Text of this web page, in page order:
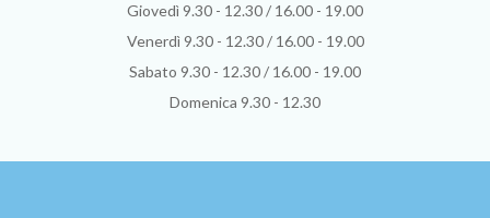
Giovedì 9.30 - 12.30 / 16.00 - 19.00
Venerdì 9.30 - 12.30 / 16.00 - 19.00
Sabato 9.30 - 12.30 / 16.00 - 19.00
Domenica 9.30 - 12.30